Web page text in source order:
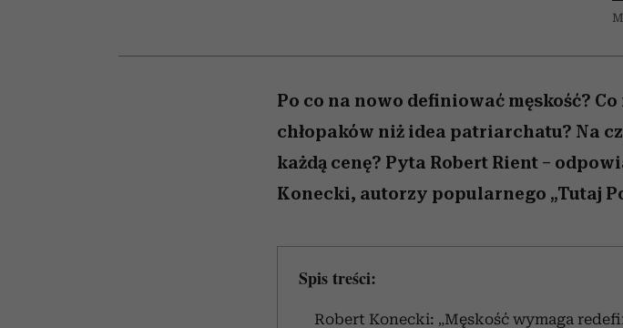
Po co na nowo definiować męskość?
chłopaków niż idea patriarchatu? Na
każdą cenę? Pyta Robert Rient –
Konecki, autorzy popularnego „Tutaj
Spis treści:
Robert Konecki: „Męskość wymaga